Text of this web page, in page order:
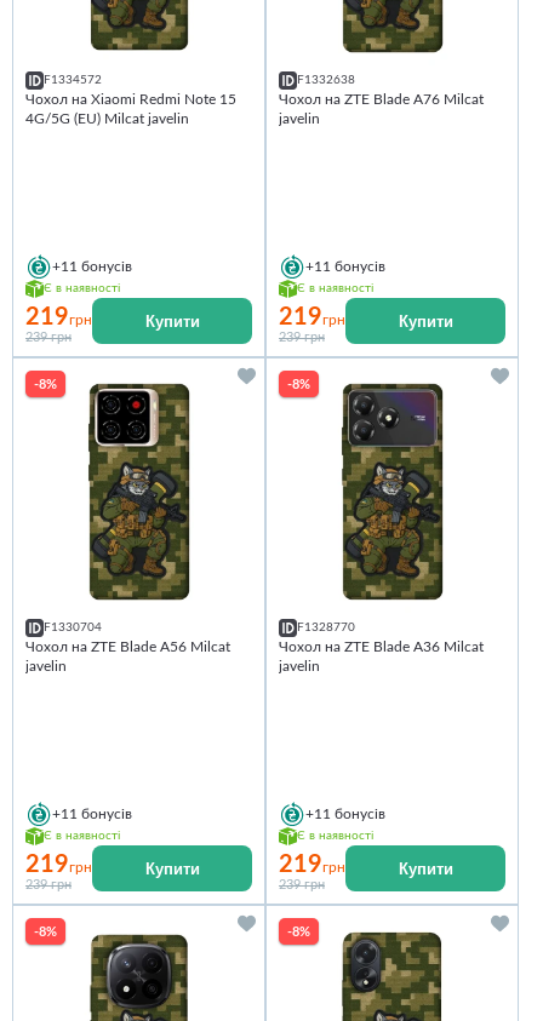
F1334572
Чохол на Xiaomi Redmi Note 15
4G/5G (EU) Milcat javelin
+11 бонусів
Є в наявності
219грн
239 грн
Купити
F1332638
Чохол на ZTE Blade A76 Milcat
javelin
+11 бонусів
Є в наявності
219грн
239 грн
Купити
-8%
F1330704
Чохол на ZTE Blade A56 Milcat
javelin
+11 бонусів
Є в наявності
219грн
239 грн
Купити
-8%
F1328770
Чохол на ZTE Blade A36 Milcat
javelin
+11 бонусів
Є в наявності
219грн
239 грн
Купити
-8% -8%